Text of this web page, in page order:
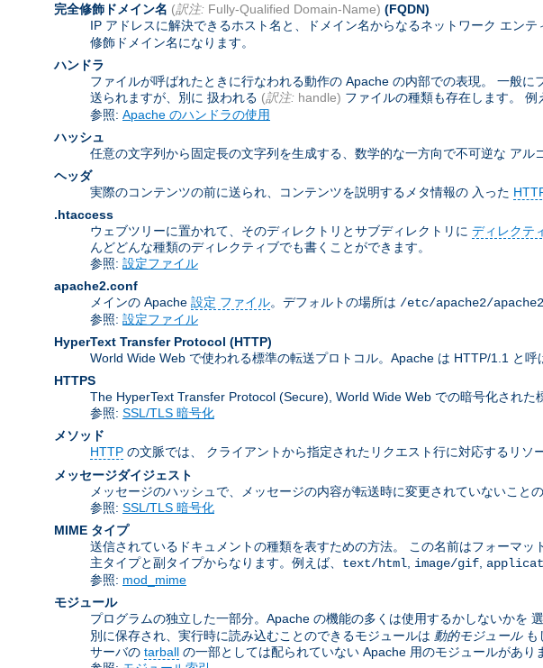
完全修飾ドメイン名 (訳注: Fully-Qualified Domain-Name) (FQDN)
IP アドレスに解決できるホスト名と、ドメイン名からなるネットワーク エンテ
修飾ドメイン名になります。
ハンドラ
ファイルが呼ばれたときに行なわれる動作の Apache の内部での表現。 一般
送られますが、別に 扱われる (訳注: handle) ファイルの種類も存在します。 例
参照: Apache のハンドラの使用
ハッシュ
任意の文字列から固定長の文字列を生成する、数学的な一方向で不可逆な ア
ヘッダ
実際のコンテンツの前に送られ、コンテンツを説明するメタ情報の 入った
.htaccess
ウェブツリーに置かれて、そのディレクトリとサブディレクトリに ディレクテ
んどどんな種類のディレクティブでも書くことができます。
参照: 設定ファイル
apache2.conf
メインの Apache 設定 ファイル。デフォルトの場所は /etc/apache2/
参照: 設定ファイル
HyperText Transfer Protocol (HTTP)
World Wide Web で使われる標準の転送プロトコル。Apache は HTTP/1.1 と呼
HTTPS
The HyperText Transfer Protocol (Secure), World Wide Web での暗号化された
参照: SSL/TLS 暗号化
メソッド
HTTP の文脈では、 クライアントから指定されたリクエスト行に対応するリソ
メッセージダイジェスト
メッセージのハッシュで、メッセージの内容が転送時に変更されていないことの
参照: SSL/TLS 暗号化
MIME タイプ
送信されているドキュメントの種類を表すための方法。 この名前はフォーマ
主タイプと副タイプからなります。例えば、 text/html image/gif
参照: mod_mime
モジュール
プログラムの独立した一部分。Apache の機能の多くは使用するかしないかを
別に保存され、実行時に読み込むことのできるモジュールは 動的モジュールも
サーバの tarball の一部としては配られていない Apache 用のモジュールがあり